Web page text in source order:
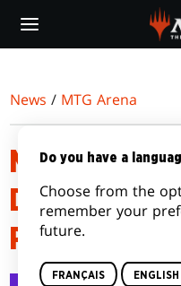
main
News / MTG Arena
NOTES DE
DELÀ LES
PRÉSAGE
Do you have a
Choose from the
remember your
future.
FRANÇAIS ENGLISH